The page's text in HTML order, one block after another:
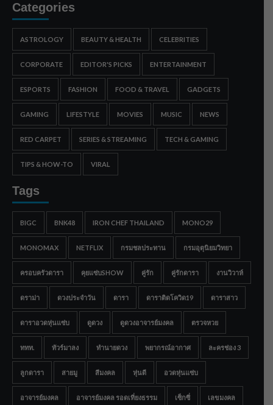
Categories
ASTROLOGY BEAUTY & HEALTH CELEBRITIES
CORPORATE EDITOR'S PICKS ENTERTAINMENT
ESPORTS FASHION FOOD & TRAVEL GADGETS
GAMING LIFESTYLE MOVIES MUSIC NEWS
RED CARPET SERIES & STREAMING TECH & GAMING
TIPS & HOW-TO VIRAL
Tags
BIGC BNK48 IRON CHEF THAILAND MONO29
MONOMAX NETFLIX กรมชลประทาน กรมอุตุนิยมวิทยา
ครอบครัวดารา คุยแซ่บSHOW คู่รัก คู่รักดารา งานวิวาห์
ดราม่า ดวงประจำวัน ดารา ดาราติดโควิด19 ดาราสาว
ดาราอวดหุ่นแซ่บ ดูดวง ดูดวงอาจารย์มงคล ตรวจหวย
ททท. ทัวร์มาลง ทำนายดวง พยากรณ์อากาศ ละครช่อง 3
ลูกดารา สายมู สีมงคล หุ่นดี อวดหุ่นแซ่บ
อาจารย์มงคล อาจารย์มงคล รอดเที่ยงธรรม เซ็กซี่ เลขมงคล